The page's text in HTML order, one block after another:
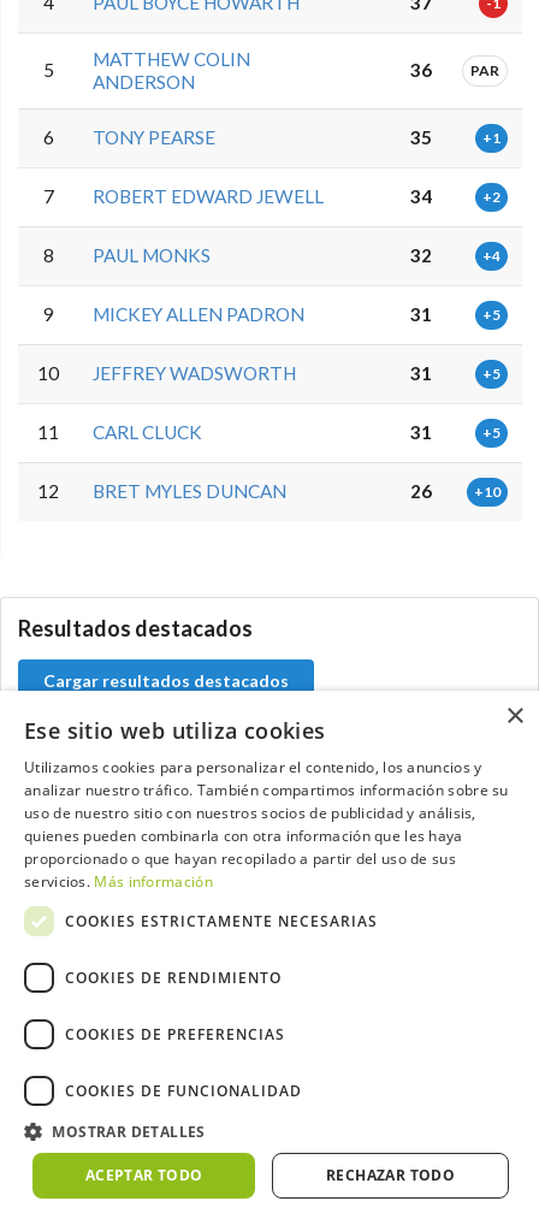
5
MATTHEW COLIN
ANDERSON
36 PAR
6 TONY PEARSE 35 +1
7 ROBERT EDWARD JEWELL 34 +2
8 PAUL MONKS 32 +4
9 MICKEY ALLEN PADRON 31 +5
10 JEFFREY WADSWORTH 31 +5
11 CARL CLUCK 31 +5
12 BRET MYLES DUNCAN 26 +10
Resultados destacados
Cargar resultados destacados
Contacta con el equipo de NextCaddy
Opina Contacta
2026 ©NextCaddy.
Política de Privacidad
Términos y Condiciones
Meteo ©AEMET Meteo ©DarkSky
×
Ese sitio web utiliza cookies
Utilizamos cookies para personalizar el contenido, los anuncios y
analizar nuestro tráfico. También compartimos información sobre su
uso de nuestro sitio con nuestros socios de publicidad y análisis,
quienes pueden combinarla con otra información que les haya
proporcionado o que hayan recopilado a partir del uso de sus
servicios. Más información
COOKIES ESTRICTAMENTE NECESARIAS
COOKIES DE RENDIMIENTO
COOKIES DE PREFERENCIAS
COOKIES DE FUNCIONALIDAD
MOSTRAR DETALLES
ACEPTAR TODO RECHAZAR TODO